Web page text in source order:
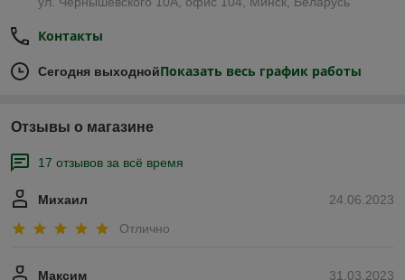
Контакты
Сегодня выходнойПоказать весь график работы
Отзывы о магазине
17 отзывов за всё время
24.06.2023
Михаил
Отлично
31.03.2023
Максим